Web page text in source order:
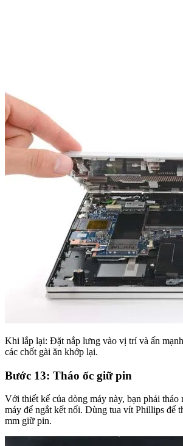
Khi lắp lại: Đặt nắp lưng vào vị trí và ấn
các chốt gài ăn khớp lại.
Bước 13: Tháo ốc giữ pin
Với thiết kế của dòng máy này, bạn phải tháo
máy để ngắt kết nối. Dùng tua vít Phillips để
mm giữ pin.